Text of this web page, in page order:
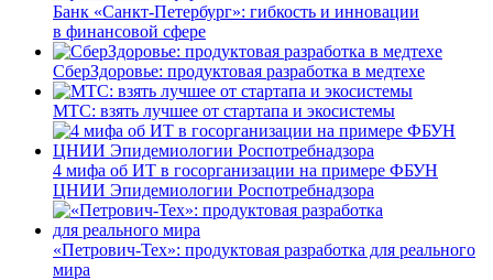
Банк «Санкт-Петербург»: гибкость и инновации
в финансовой сфере
СберЗдоровье: продуктовая разработка в медтехе
МТС: взять лучшее от стартапа и экосистемы
4 мифа об ИТ в госорганизации на примере ФБУН
ЦНИИ Эпидемиологии Роспотребнадзора
«Петрович-Тех»: продуктовая разработка для реального
мира